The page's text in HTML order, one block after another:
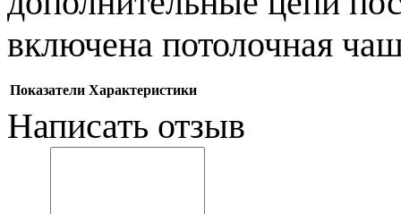
включена потолочная
Показатели Характеристики
Написать отзыв